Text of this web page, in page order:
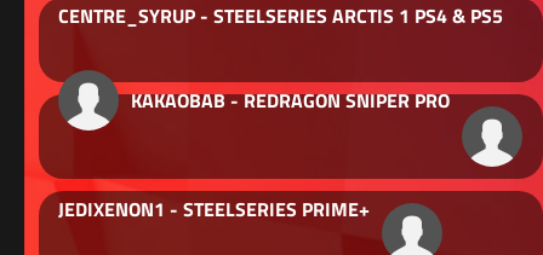
CENTRE_SYRUP - STEELSERIES ARCTIS 1 PS4 & PS5
KAKAOBAB - REDRAGON SNIPER PRO
JEDIXENON1 - STEELSERIES PRIME+